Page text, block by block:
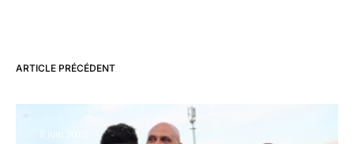
ARTICLE PRÉCÉDENT
8 juin 2026